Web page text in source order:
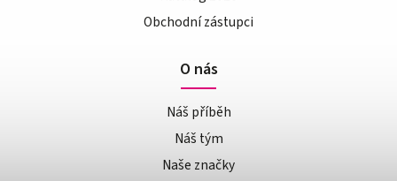
Obchodní zástupci
O nás
Náš příběh
Náš tým
Naše značky